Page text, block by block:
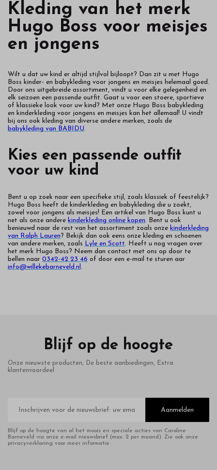
Kleding van het merk
Hugo Boss voor meisjes
en jongens
Wilt u dat uw kind er altijd stijlvol bijloopt? Dan zit u met Hugo
Boss kinder- en babykleding voor jongens en meisjes helemaal goed.
Door ons uitgebreide assortiment, vindt u voor elke gelegenheid en
elk seizoen een passende outfit. Gaat u voor een stoere, sportieve
of klassieke look voor uw kind? Met onze Hugo Boss babykleding
en kinderkleding voor jongens en meisjes kan het allemaal! U vindt
bij ons ook kleding van diverse andere merken, zoals de
babykleding van BABIDU.
Kies een passende outfit
voor uw kind
Bent u op zoek naar een specifieke stijl, zoals klassiek of feestelijk?
Hugo Boss heeft de kinderkleding en babykleding die u zoekt,
zowel voor jongens als meisjes! Een artikel van Hugo Boss kunt u
net als onze andere kinderkleding online kopen. Bent u ook
benieuwd naar de rest van het assortiment zoals onze kinderkleding
van Ralph Lauren? Bekijk dan ook eens onze kleding en schoenen
van andere merken, zoals Lyle en Scott. Heeft u nog vragen over
het merk Hugo Boss? Neem dan contact met ons op door te
bellen naar 0342-42 23 46 of door een e-mail te sturen aar
info@willekebarneveld.nl.
Blijf op de hoogte
Onze nieuwste producten, De beste aanbiedingen, Extra
klantenvoordeel
mailadres
Aanmelden
Blijf op de hoogte van al het moois en speciale acties van Caroline
Barneveld via onze e-mail nieuwsbrief (max. 2 per maand). Zie ook onze
privacyverklaring voor meer informatie.